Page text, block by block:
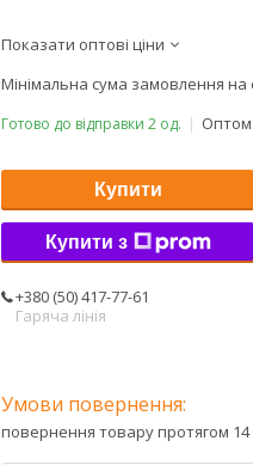
Показати оптові ціни
Мінімальна сума замовлення на
Готово до відправки 2 од. Оптом
Купити
Купити з
+380 (50) 417-77-61
Гаряча лінія
повернення товару протягом 14